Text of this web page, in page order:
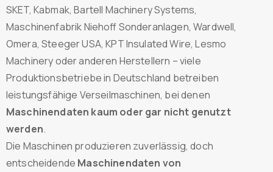
SKET, Kabmak, Bartell Machinery Systems,
Maschinenfabrik Niehoff Sonderanlagen, Wardwell,
Omera, Steeger USA, KPT Insulated Wire, Lesmo
Machinery oder anderen Herstellern – viele
Produktionsbetriebe in Deutschland betreiben
leistungsfähige Verseilmaschinen, bei denen
Maschinendaten kaum oder gar nicht genutzt
werden.
Die Maschinen produzieren zuverlässig, doch
entscheidende Maschinendaten von